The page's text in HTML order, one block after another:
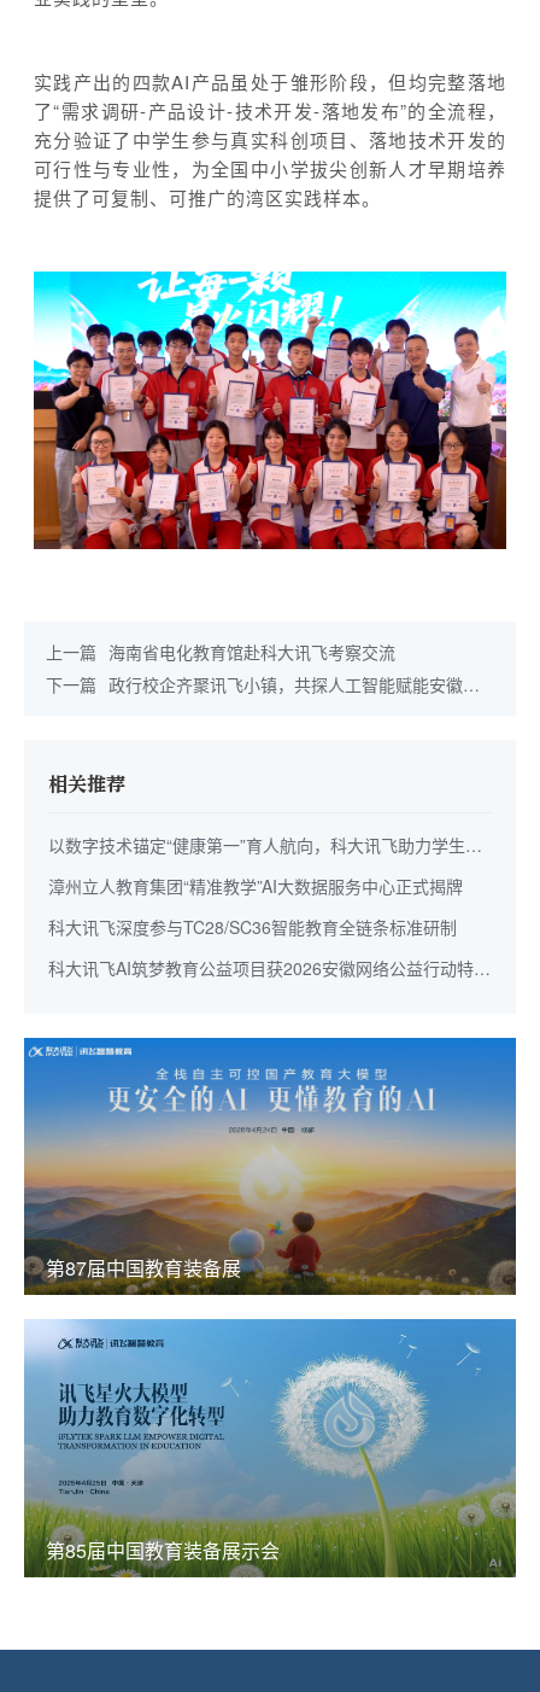
实践产出的四款AI产品虽处于雏形阶段，但均完整落地
了“需求调研-产品设计-技术开发-落地发布”的全流程，
充分验证了中学生参与真实科创项目、落地技术开发的
可行性与专业性，为全国中小学拔尖创新人才早期培养
提供了可复制、可推广的湾区实践样本。
上一篇 海南省电化教育馆赴科大讯飞考察交流
下一篇 政行校企齐聚讯飞小镇，共探人工智能赋能安徽教
相关推荐
以数字技术锚定“健康第一”育人航向，科大讯飞助力学生身
心全面成长
漳州立人教育集团“精准教学”AI大数据服务中心正式揭牌
科大讯飞深度参与TC28/SC36智能教育全链条标准研制
科大讯飞AI筑梦教育公益项目获2026安徽网络公益行动特别
第87届中国教育装备展
第85届中国教育装备展示会